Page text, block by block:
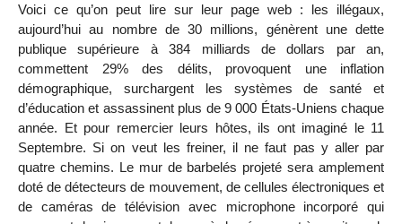
Voici ce qu’on peut lire sur leur page web : les illégaux,
aujourd’hui au nombre de 30 millions, génèrent une dette
publique supérieure à 384 milliards de dollars par an,
commettent 29% des délits, provoquent une inflation
démographique, surchargent les systèmes de santé et
d’éducation et assassinent plus de 9 000 États-Uniens chaque
année. Et pour remercier leurs hôtes, ils ont imaginé le 11
Septembre. Si on veut les freiner, il ne faut pas y aller par
quatre chemins. Le mur de barbelés projeté sera amplement
doté de détecteurs de mouvement, de cellules électroniques et
de caméras de télévision avec microphone incorporé qui